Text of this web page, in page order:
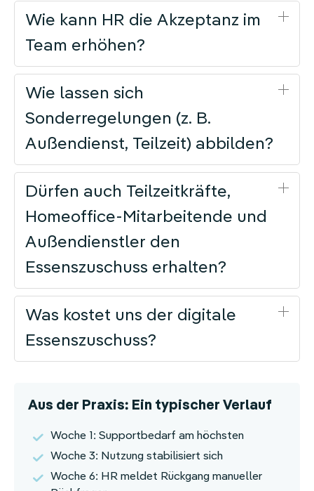
Wie kann HR die Akzeptanz im
Team erhöhen?
Wie lassen sich
Sonderregelungen (z. B.
Außendienst, Teilzeit) abbilden?
Dürfen auch Teilzeitkräfte,
Homeoffice-Mitarbeitende und
Außendienstler den
Essenszuschuss erhalten?
Was kostet uns der digitale
Essenszuschuss?
Aus der Praxis: Ein typischer Verlauf
Woche 1: Supportbedarf am höchsten
Woche 3: Nutzung stabilisiert sich
Woche 6: HR meldet Rückgang manueller